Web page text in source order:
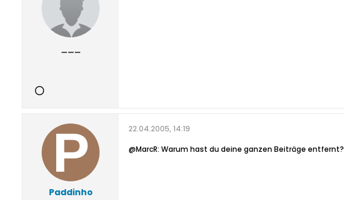
Paddinho
22.04.2005, 14:19
@MarcR: Warum hast du deine ganzen Beiträge entfernt?